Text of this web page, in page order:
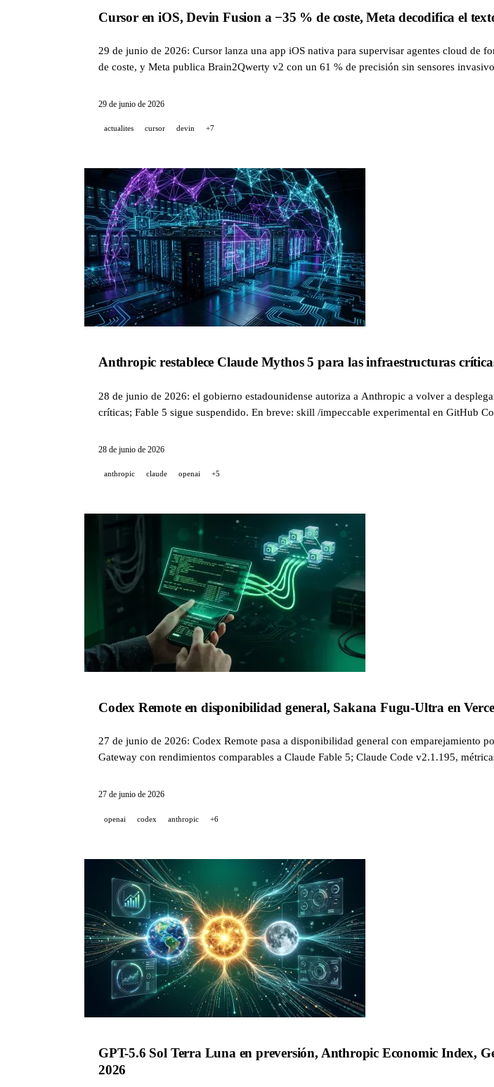
Cursor en iOS, Devin Fusion a −35 % de coste, Meta decodifica el
29 de junio de 2026: Cursor lanza una app iOS nativa para supervisar agentes cloud
de coste, y Meta publica Brain2Qwerty v2 con un 61 % de precisión sin sensores
29 de junio de 2026
actualites cursor devin +7
Anthropic restablece Claude Mythos 5 para las infraestructuras
28 de junio de 2026: el gobierno estadounidense autoriza a Anthropic a volver a
críticas; Fable 5 sigue suspendido. En breve: skill /impeccable experimental en GitHub
28 de junio de 2026
anthropic claude openai +5
Codex Remote en disponibilidad general, Sakana Fugu-Ultra en
27 de junio de 2026: Codex Remote pasa a disponibilidad general con emparejamiento
Gateway con rendimientos comparables a Claude Fable 5; Claude Code v2.1.195,
27 de junio de 2026
openai codex anthropic +6
GPT-5.6 Sol Terra Luna en preversión, Anthropic Economic Index,
2026